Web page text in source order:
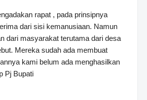
rapat , pada prinsipnya
dari sisi kemanusiaan. Namun
dari masyarakat terutama dari desa
Mereka sudah ada membuat
kami belum ada menghasilkan
Pj Bupati